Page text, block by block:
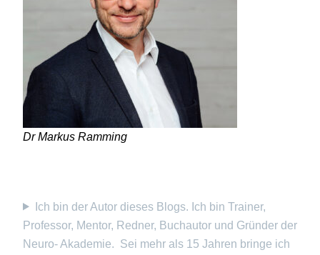
Dr Markus Ramming
Ich bin der Autor dieses Blogs. Ich bin Trainer,
Professor, Mentor, Redner, Buchautor und Gründer der
Neuro- Akademie. Sei mehr als 15 Jahren bringe ich